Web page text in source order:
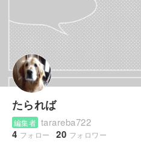
たられば
編集者 tarareba722
4 フォロー 20 フォロワー